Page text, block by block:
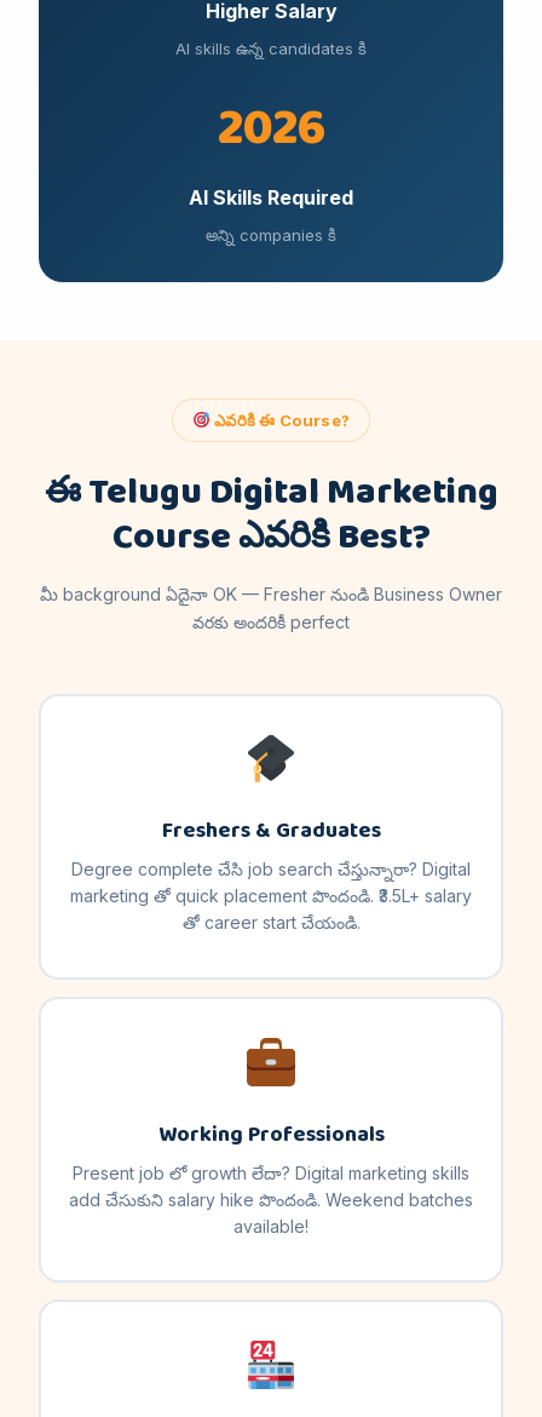
Higher Salary
AI skills ఉన్న candidates కి
2026
AI Skills Required
అన్ని companies కి
ఎవరికి ఈ Course?
ఈ Telugu Digital Marketing
Course ఎవరికి Best?
మీ background ఏదైనా OK — Fresher నుండి Business Owner
వరకు అందరికీ perfect
Freshers & Graduates
Degree complete చేసి job search చేస్తున్నారా? Digital
marketing తో quick placement పొందండి. ₹3.5L+ salary
తో career start చేయండి.
Working Professionals
Present job లో growth లేదా? Digital marketing skills
add చేసుకుని salary hike పొందండి. Weekend batches
available!